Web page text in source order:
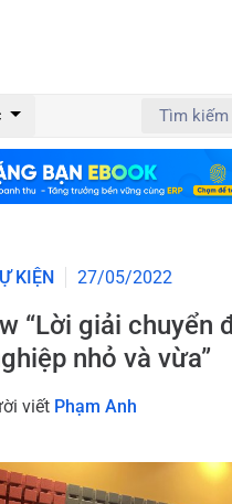
KIỆN 27/05/2022
“Lời giải chuyển
nhỏ và vừa”
viết Phạm Anh